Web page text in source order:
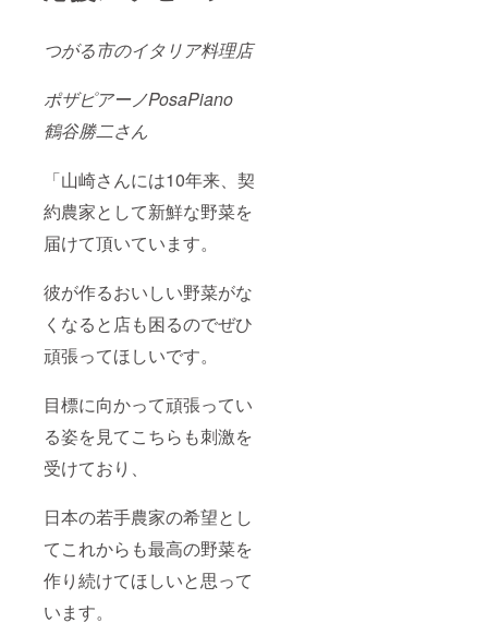
つがる市のイタリア料理店
ポザピアーノPosaPiano
鶴谷勝二さん
「山崎さんには10年来、契
約農家として新鮮な野菜を
届けて頂いています。
彼が作るおいしい野菜がな
くなると店も困るのでぜひ
頑張ってほしいです。
目標に向かって頑張ってい
る姿を見てこちらも刺激を
受けており、
日本の若手農家の希望とし
てこれからも最高の野菜を
作り続けてほしいと思って
います。